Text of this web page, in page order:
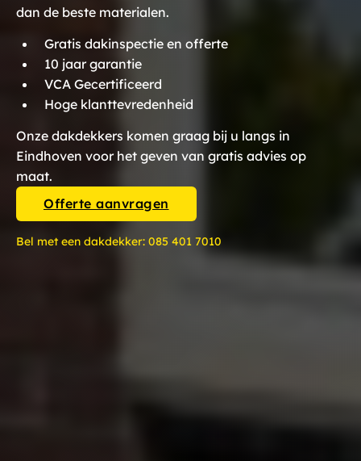
dan de beste materialen.
Gratis dakinspectie en offerte
10 jaar garantie
VCA Gecertificeerd
Hoge klanttevredenheid
Onze dakdekkers komen graag bij u langs in
Eindhoven voor het geven van gratis advies op
maat.
Offerte aanvragen
Bel met een dakdekker: 085 401 7010